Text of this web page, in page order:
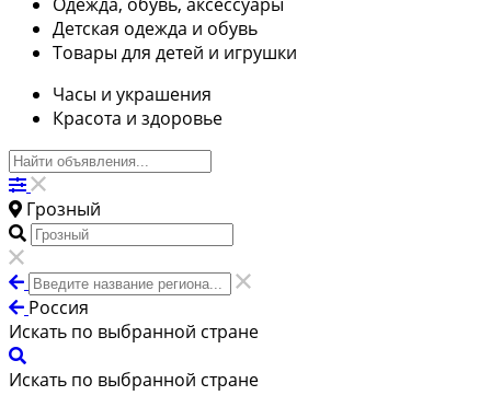
Детская одежда и обувь
Товары для детей и игрушки
Часы и украшения
Красота и здоровье
Грозный
Россия
Искать по выбранной стране
Искать по выбранной стране